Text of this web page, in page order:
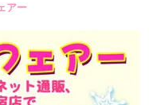
アー